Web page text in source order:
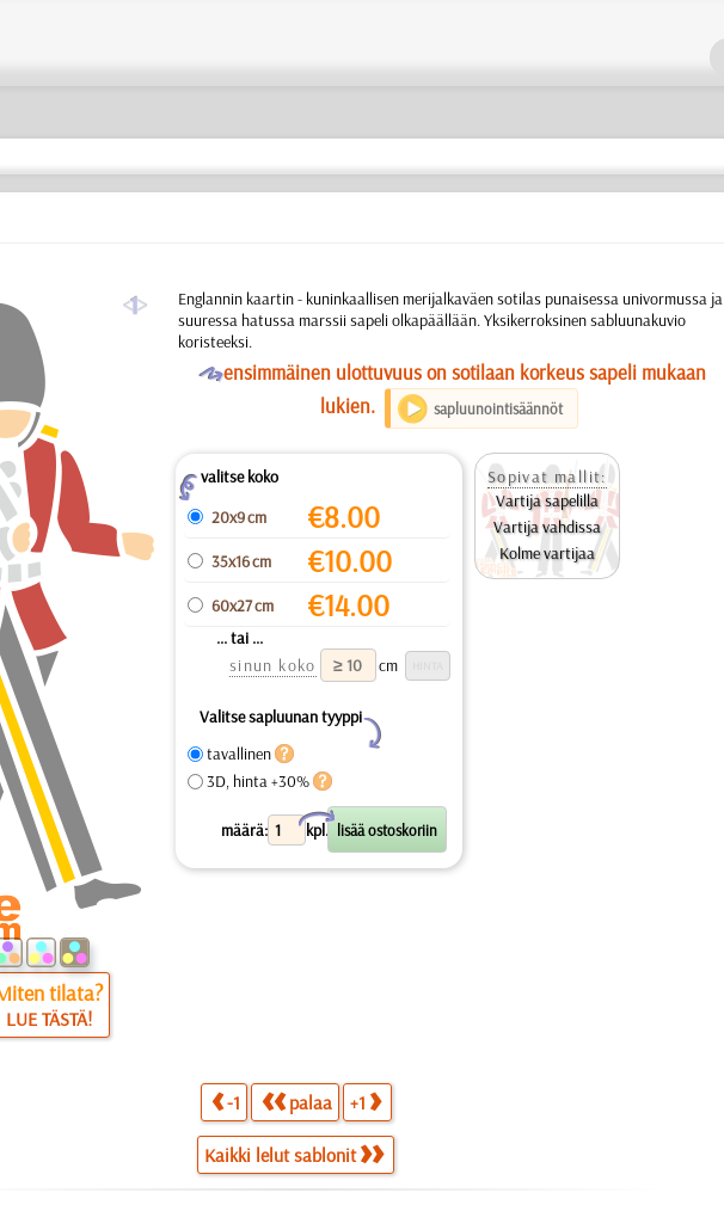
a
tilata?
LUE TÄSTÄ!
Englannin kaartin - kuninkaallisen merijalkaväen sotilas punaisessa univormussa ja
suuressa hatussa marssii sapeli olkapäällään. Yksikerroksinen sabluunakuvio
koristeeksi.
Oensimmäinen ulottuvuus on sotilaan korkeus sapeli mukaan
lukien.
sapluunointisäännöt
Zvalitse koko
20x9 cm
€8.00
35x16 cm €10.00
60x27 cm €14.00
... tai ...
sinun koko
cm
Valitse sapluunan tyyppi
Y
tavallinen
3D, hinta +30%
määrä: kpl.
X
Sopivat mallit:
Vartija sapelilla
Vartija vahdissa
Kolme vartijaa
-1 palaa +1
Kaikki lelut sablonit